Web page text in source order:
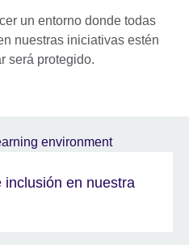
un entorno donde todas
nuestras iniciativas estén
será protegido.
inclusión en nuestra